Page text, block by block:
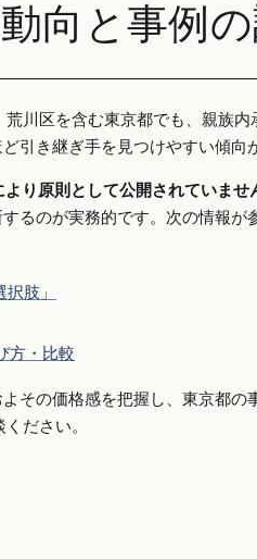
向と事例
川区を含む東京都でも、親族
引き継ぎ手を見つけやすい傾向
り原則として公開されていませ
るのが実務的です。次の情報が
肢」
方・比較
その価格感を把握し、東京都
ださい。